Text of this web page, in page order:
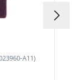
A11)